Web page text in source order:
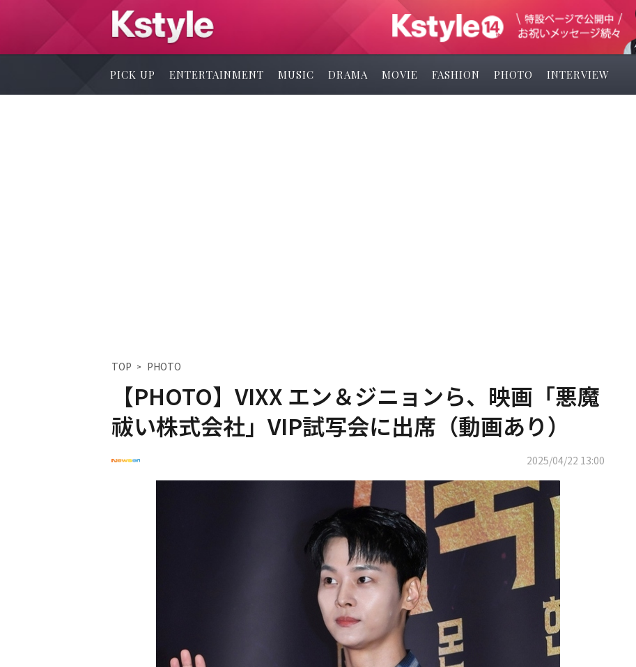
PICK UP ENTERTAINMENT MUSIC DRAMA MOVIE FASHION PHOTO INTERVIEW
TOP PHOTO
【PHOTO】VIXX エン＆ジニョンら、映画「悪魔
祓い株式会社」VIP試写会に出席（動画あり）
2025/04/22 13:00